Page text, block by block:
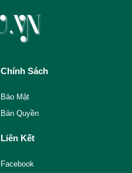
Chính Sách
Bảo Mật
Bản Quyền
Liên Kết
Facebook